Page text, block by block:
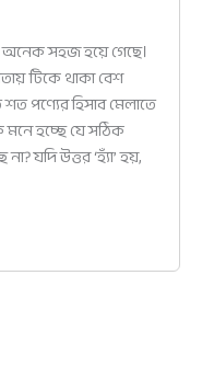
সহজ হয়ে গেছে।
টিকে থাকা বেশ
পণ্যের হিসাব মেলাতে
মনে হচ্ছে যে সঠিক
যদি উত্তর ‘হ্যাঁ’ হয়,